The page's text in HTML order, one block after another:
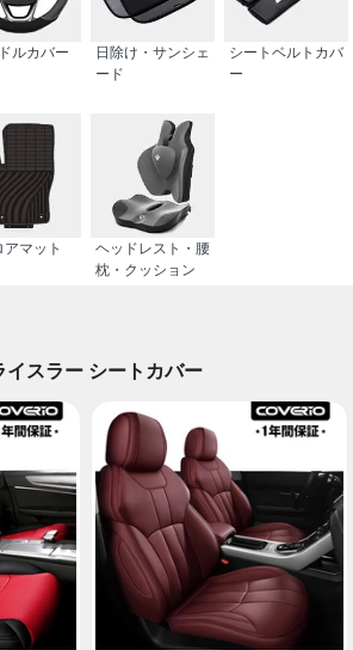
ルカバー
日除け・サンシェ
ード
シートベルトカバ
ー
アマット
ヘッドレスト・腰
枕・クッション
イスラー シートカバー